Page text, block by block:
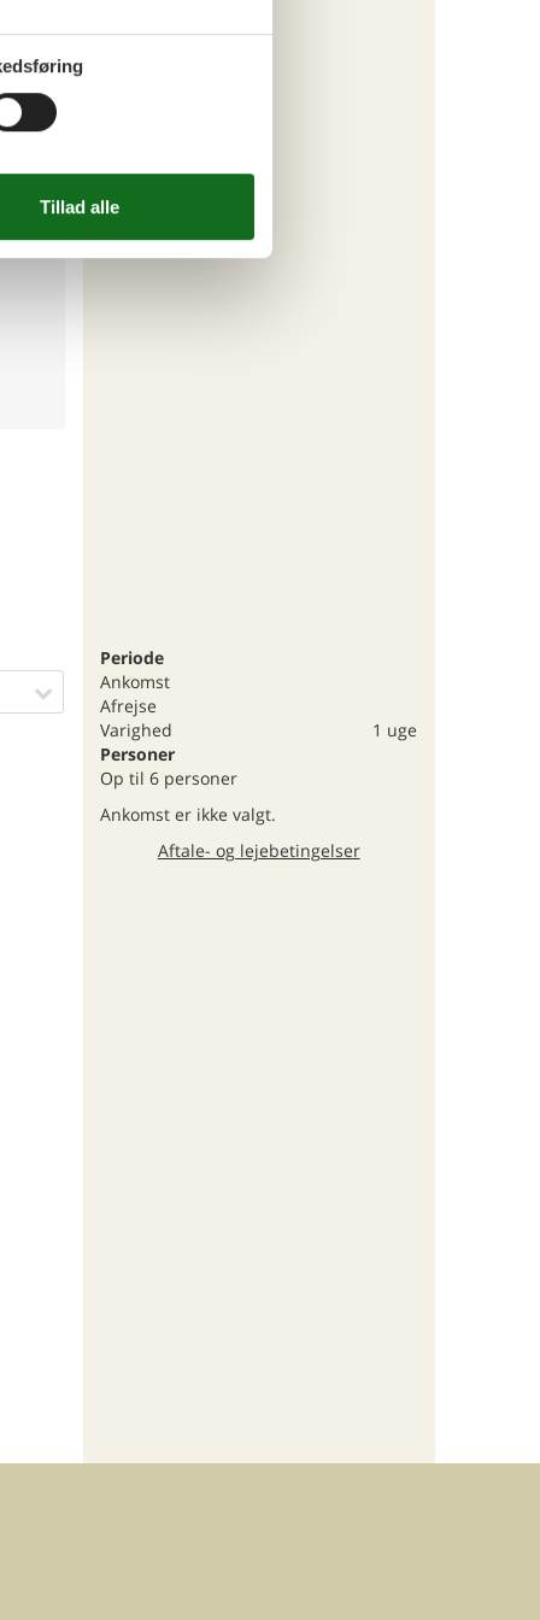
Periode
Ankomst
Afrejse
Varighed
1 uge
Personer
Op til 6 personer
Ankomst er ikke valgt.
Aftale- og lejebetingelser